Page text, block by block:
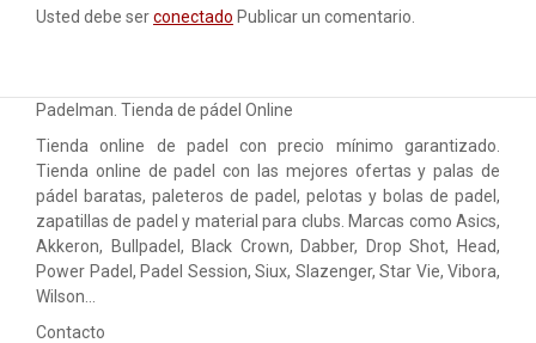
Usted debe serconectado Publicar un comentario.
Padelman. Tienda de pádel Online
Tienda online de padel con precio mínimo garantizado.
Tienda online de padel con las mejores ofertas y palas de
pádel baratas, paleteros de padel, pelotas y bolas de padel,
zapatillas de padel y material para clubs. Marcas como Asics,
Akkeron, Bullpadel, Black Crown, Dabber, Drop Shot, Head,
Power Padel, Padel Session, Siux, Slazenger, Star Vie, Vibora,
Wilson…
Contacto